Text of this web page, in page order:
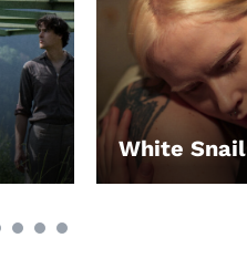
White Snail